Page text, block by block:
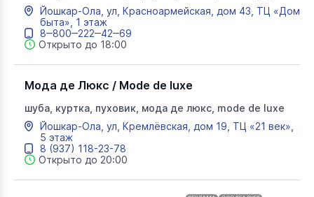
Йошкар-Ола, ул, Красноармейская, дом 43, ТЦ «Дом
быта», 1 этаж
8‒800‒222‒42‒69
Открыто до 18:00
Мода де Люкс / Mode de luxe
шуба, куртка, пуховик, мода де люкс, mode de luxe
Йошкар-Ола, ул, Кремлёвская, дом 19, ТЦ «21 век»,
5 этаж
8 (937) 118-23-78
Открыто до 20:00